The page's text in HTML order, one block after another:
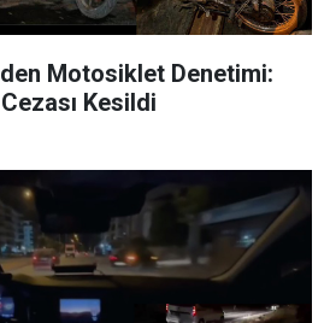
Motosiklet Denetimi:
Kesildi